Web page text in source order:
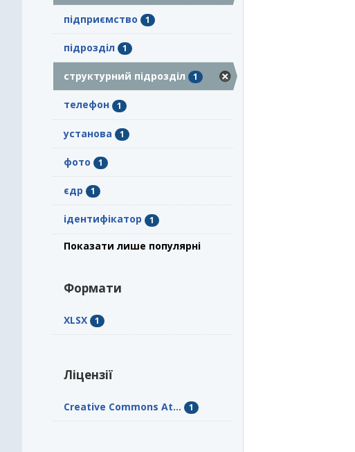
підприємство 1
підрозділ 1
структурний підрозділ 1
телефон 1
установа 1
фото 1
єдр 1
ідентифікатор 1
Показати лише популярні
Формати
XLSX 1
Ліцензії
Creative Commons At... 1